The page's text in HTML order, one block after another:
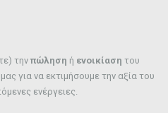
την πώληση ή ενοικίαση του
για να εκτιμήσουμε την αξία του
ενέργειες.